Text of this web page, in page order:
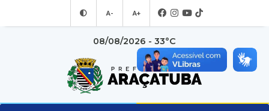
A- A+
08/08/2026 - 33°C